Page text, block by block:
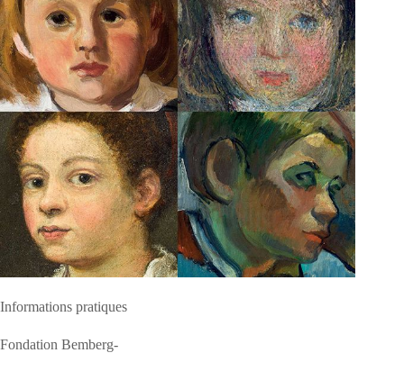
Informations pratiques
Fondation Bemberg-